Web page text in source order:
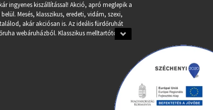
ingyenes kiszállítással! Akció, apró meglepik a
Mesés, klasszikus, eredeti, vidám, szexi,
akár akciósan is. Az ideális fürdőruhát
webáruházból. Klasszikus melltartótól a